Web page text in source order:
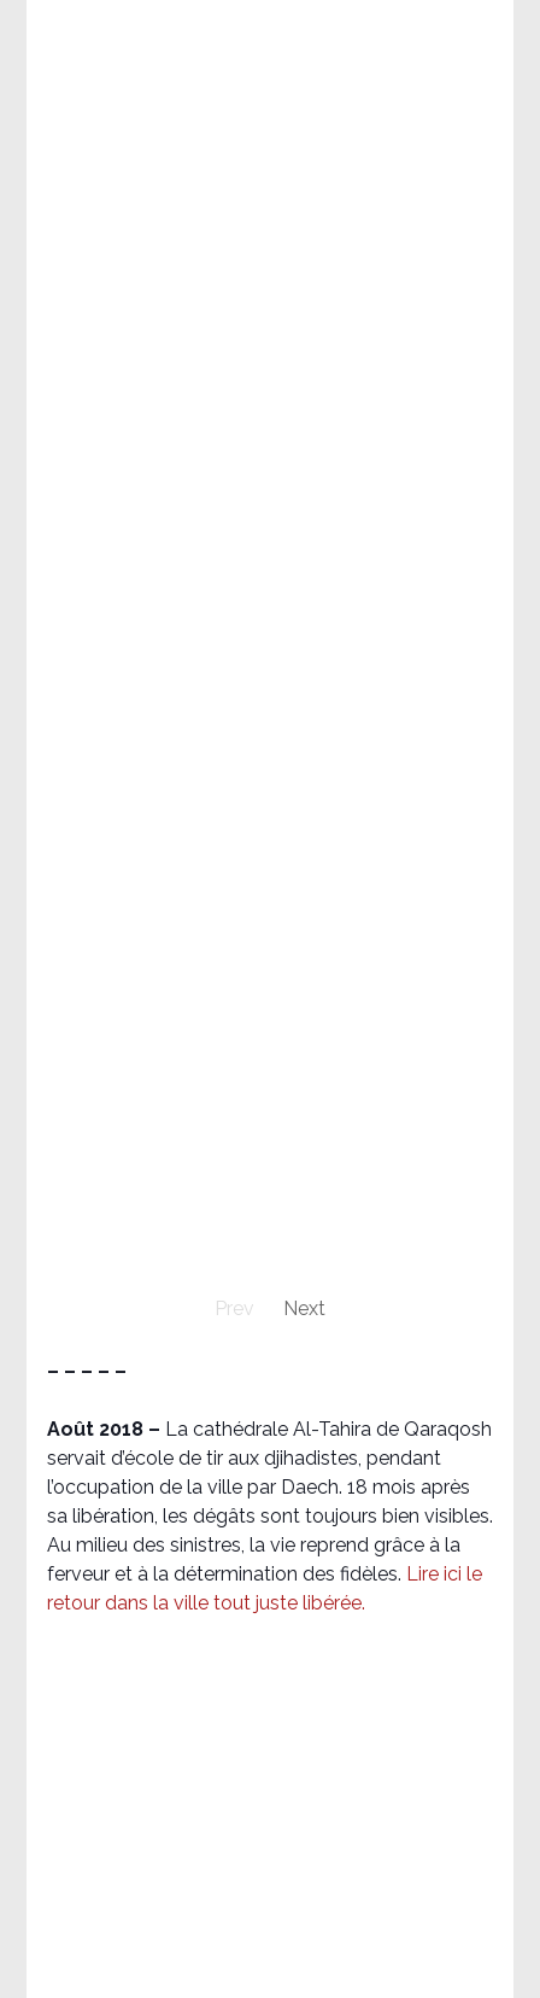
Prev Next
– – – – –
Août 2018 – La cathédrale Al-Tahira de Qaraqosh
servait d’école de tir aux djihadistes, pendant
l’occupation de la ville par Daech. 18 mois après
sa libération, les dégâts sont toujours bien visibles.
Au milieu des sinistres, la vie reprend grâce à la
ferveur et à la détermination des fidèles. Lire ici le
retour dans la ville tout juste libérée.